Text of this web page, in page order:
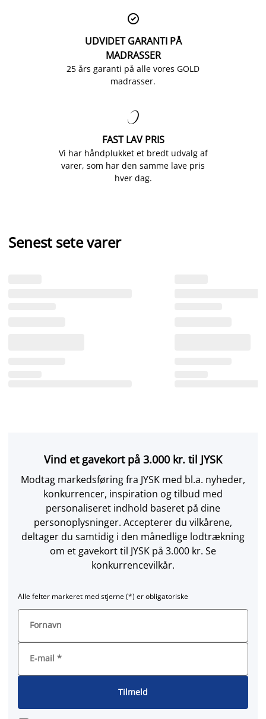

UDVIDET GARANTI PÅ
MADRASSER
25 års garanti på alle vores GOLD
madrasser.

FAST LAV PRIS
Vi har håndplukket et bredt udvalg af
varer, som har den samme lave pris
hver dag.
Senest sete varer
Vind et gavekort på 3.000 kr. til JYSK
Modtag markedsføring fra JYSK med bl.a. nyheder,
konkurrencer, inspiration og tilbud med
personaliseret indhold baseret på dine
personoplysninger. Accepterer du vilkårene,
deltager du samtidig i den månedlige lodtrækning
om et gavekort til JYSK på 3.000 kr. Se
konkurrencevilkår.
Alle felter markeret med stjerne (*) er obligatoriske
Fornavn
E-mail *
Tilmeld